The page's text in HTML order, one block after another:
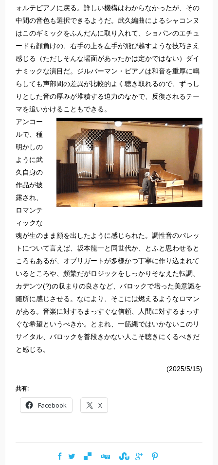
ォルテピアノに戻る。詳しい機構はわからなかったが、その
中間の音色も選択できるようだ。武久編曲によるシャコンヌ
はこのギミックをふんだんに取り入れて、ショパンのエチュ
ードも顔負けの、右手の上を左手が飛び越すような技巧さえ
感じる（ただしそんな場面があったかは定かではない）ダイ
ナミックな演目だ。ジルバーマン・ピアノは和音を重厚に鳴
らしても声部間の差異が比較的よく聴き取れるので、ずっし
りとした音の厚みが堆積する迫力のなかで、反復されるテー
マを追いかけることもできる。
アンコー
ルで、種
明かしの
ように武
久自身の
作品が披
露され、
ロマンテ
ィックな
魂が生のまま顔を出したように感じられた。調性音のパレッ
トについて言えば、坂本龍一と同世代か、とふと思わせると
ころもあるが、オブリガートが多様かつ丁寧に作り込まれて
いるところや、頻繁だがロジックをしっかりそなえた転調、
カデンツ(?)の収まりの良さなど、バロックで培った美意識を
随所に感じさせる。なにより、そこには燃えるようなロマン
がある。音楽に対するまっすぐな信頼、人間に対するまっす
ぐな希望というべきか。とまれ、一筋縄ではいかないこのリ
サイタル、バロックを普段きかない人こそ聴きにくるべきだ
と感じる。
(2025/5/15)
共有:
Facebook X